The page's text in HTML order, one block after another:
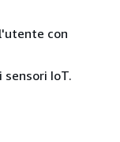
con
IoT.